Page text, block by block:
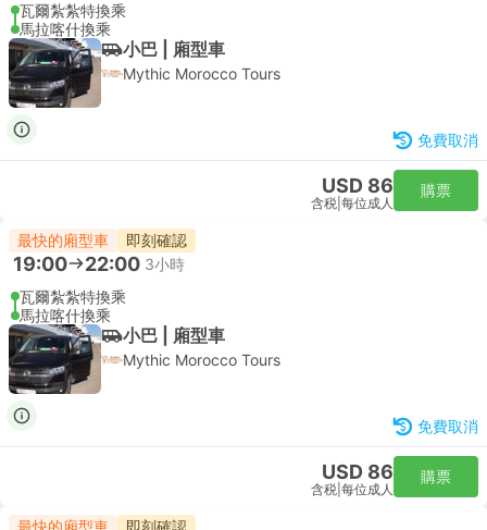
瓦爾紮紮特換乘
馬拉喀什換乘
小巴 | 廂型車
Mythic Morocco Tours
免費取消
USD 86
含税 每位成人
購票
最快的廂型車 即刻確認
19:00 22:00 3小時
瓦爾紮紮特換乘
馬拉喀什換乘
小巴 | 廂型車
Mythic Morocco Tours
免費取消
USD 86
含税 每位成人
購票
最快的廂型車 即刻確認